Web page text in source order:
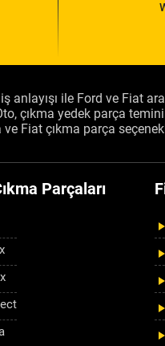
anlayışı ile Ford ve Fiat
çıkma yedek parça
ve Fiat çıkma parça
Parçaları